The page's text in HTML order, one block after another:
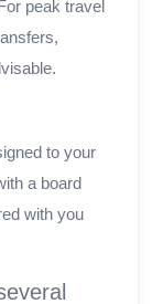
peak travel
to your
a board
with you